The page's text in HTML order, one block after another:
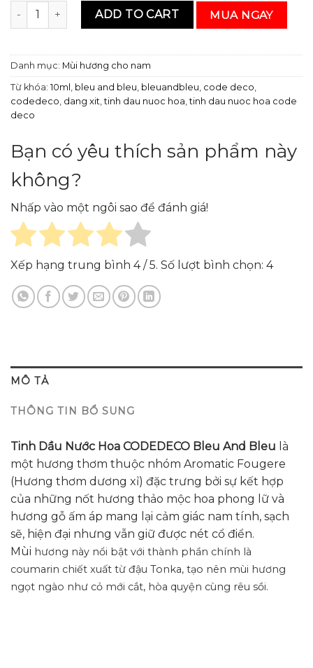
Tinh Dầu Nước Hoa CODEDECO Bleu And Bleu 50ml số
ADD TO CART MUA NGAY
Danh mục: Mùi hương cho nam
Từ khóa: 10ml bleu and bleu bleuandbleu code deco
codedeco dang xit ,tinh dau nuoc hoa ,tinh dau nuoc hoa code
deco
Bạn có yêu thích sản phẩm này
không?
Nhấp vào một ngôi sao để đánh giá!
Xếp hạng trung bình 4/ 5. Số lượt bình chọn: 4
MÔ TẢ
THÔNG TIN BỔ SUNG
Tinh Dầu Nước Hoa CODEDECO Bleu And Bleu là
một hương thơm thuộc nhóm Aromatic Fougere
(Hương thơm dương xỉ) đặc trưng bởi sự kết hợp
của những nốt hương thảo mộc hoa phong lữ và
hương gỗ ấm áp mang lại cảm giác nam tính, sạch
sẽ, hiện đại nhưng vẫn giữ được nét cổ điển.
Mùi hương này nổi bật với thành phần chính là
coumarin chiết xuất từ đậu Tonka, tạo nên mùi hương
ngọt ngào như cỏ mới cắt, hòa quyện cùng rêu sồi.